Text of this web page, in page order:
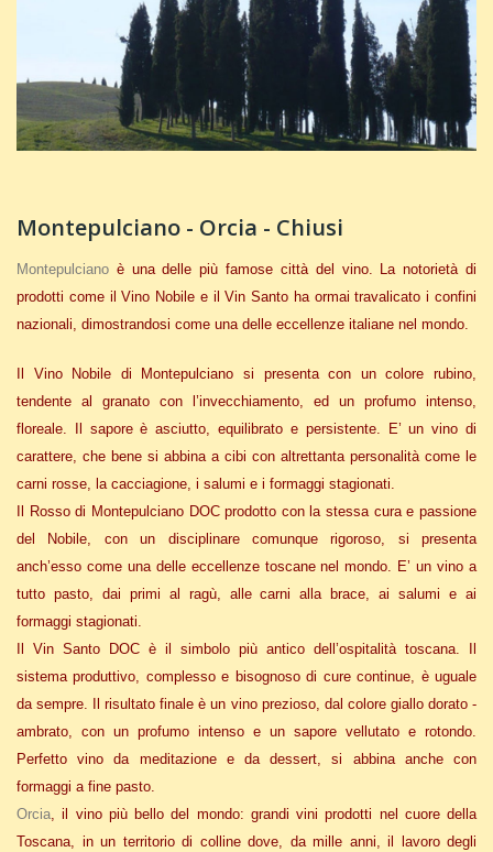
Montepulciano - Orcia - Chiusi
Montepulciano è una delle più famose città del vino. La notorietà di
prodotti come il Vino Nobile e il Vin Santo ha ormai travalicato i confini
nazionali, dimostrandosi come una delle eccellenze italiane nel mondo.
Il Vino Nobile di Montepulciano si presenta con un colore rubino,
tendente al granato con l’invecchiamento, ed un profumo intenso,
floreale. Il sapore è asciutto, equilibrato e persistente. E’ un vino di
carattere, che bene si abbina a cibi con altrettanta personalità come le
carni rosse, la cacciagione, i salumi e i formaggi stagionati.
Il Rosso di Montepulciano DOCprodotto con la stessa cura e passione
del Nobile, con un disciplinare comunque rigoroso, si presenta
anch’esso come una delle eccellenze toscane nel mondo. E’ un vino a
tutto pasto, dai primi al ragù, alle carni alla brace, ai salumi e ai
formaggi stagionati.
Il Vin Santo DOC è il simbolo più antico dell’ospitalità toscana. Il
sistema produttivo, complesso e bisognoso di cure continue, è uguale
da sempre. Il risultato finale è un vino prezioso, dal colore giallo dorato -
ambrato, con un profumo intenso e un sapore vellutato e rotondo.
Perfetto vino da meditazione e da dessert, si abbina anche con
formaggi a fine pasto.
Orcia, il vino più bello del mondo: grandi vini prodotti nel cuore della
Toscana, in un territorio di colline dove, da mille anni, il lavoro degli